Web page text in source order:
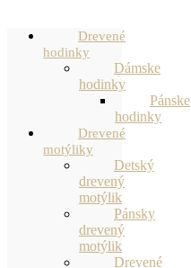
Drevené
hodinky
Dámske
hodinky
Pánske
hodinky
Drevené
motýliky
Detský
drevený
motýlik
Pánsky
drevený
motýlik
Drevené